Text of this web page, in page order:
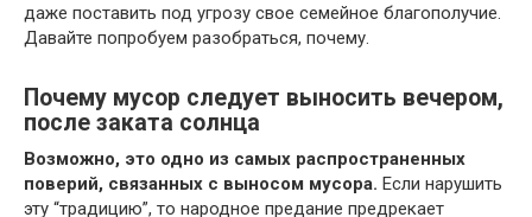
даже поставить под угрозу свое семейное благополучие.
Давайте попробуем разобраться, почему.
Почему мусор следует выносить вечером,
после заката солнца
Возможно, это одно из самых распространенных
поверий, связанных с выносом мусора. Если нарушить
эту “традицию”, то народное предание предрекает